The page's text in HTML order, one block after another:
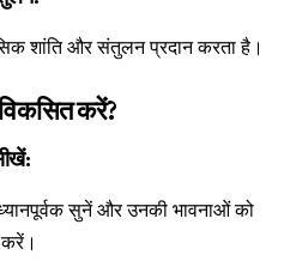
शांति और संतुलन प्रदान करता है।
करें?
सुनें और उनकी भावनाओं को